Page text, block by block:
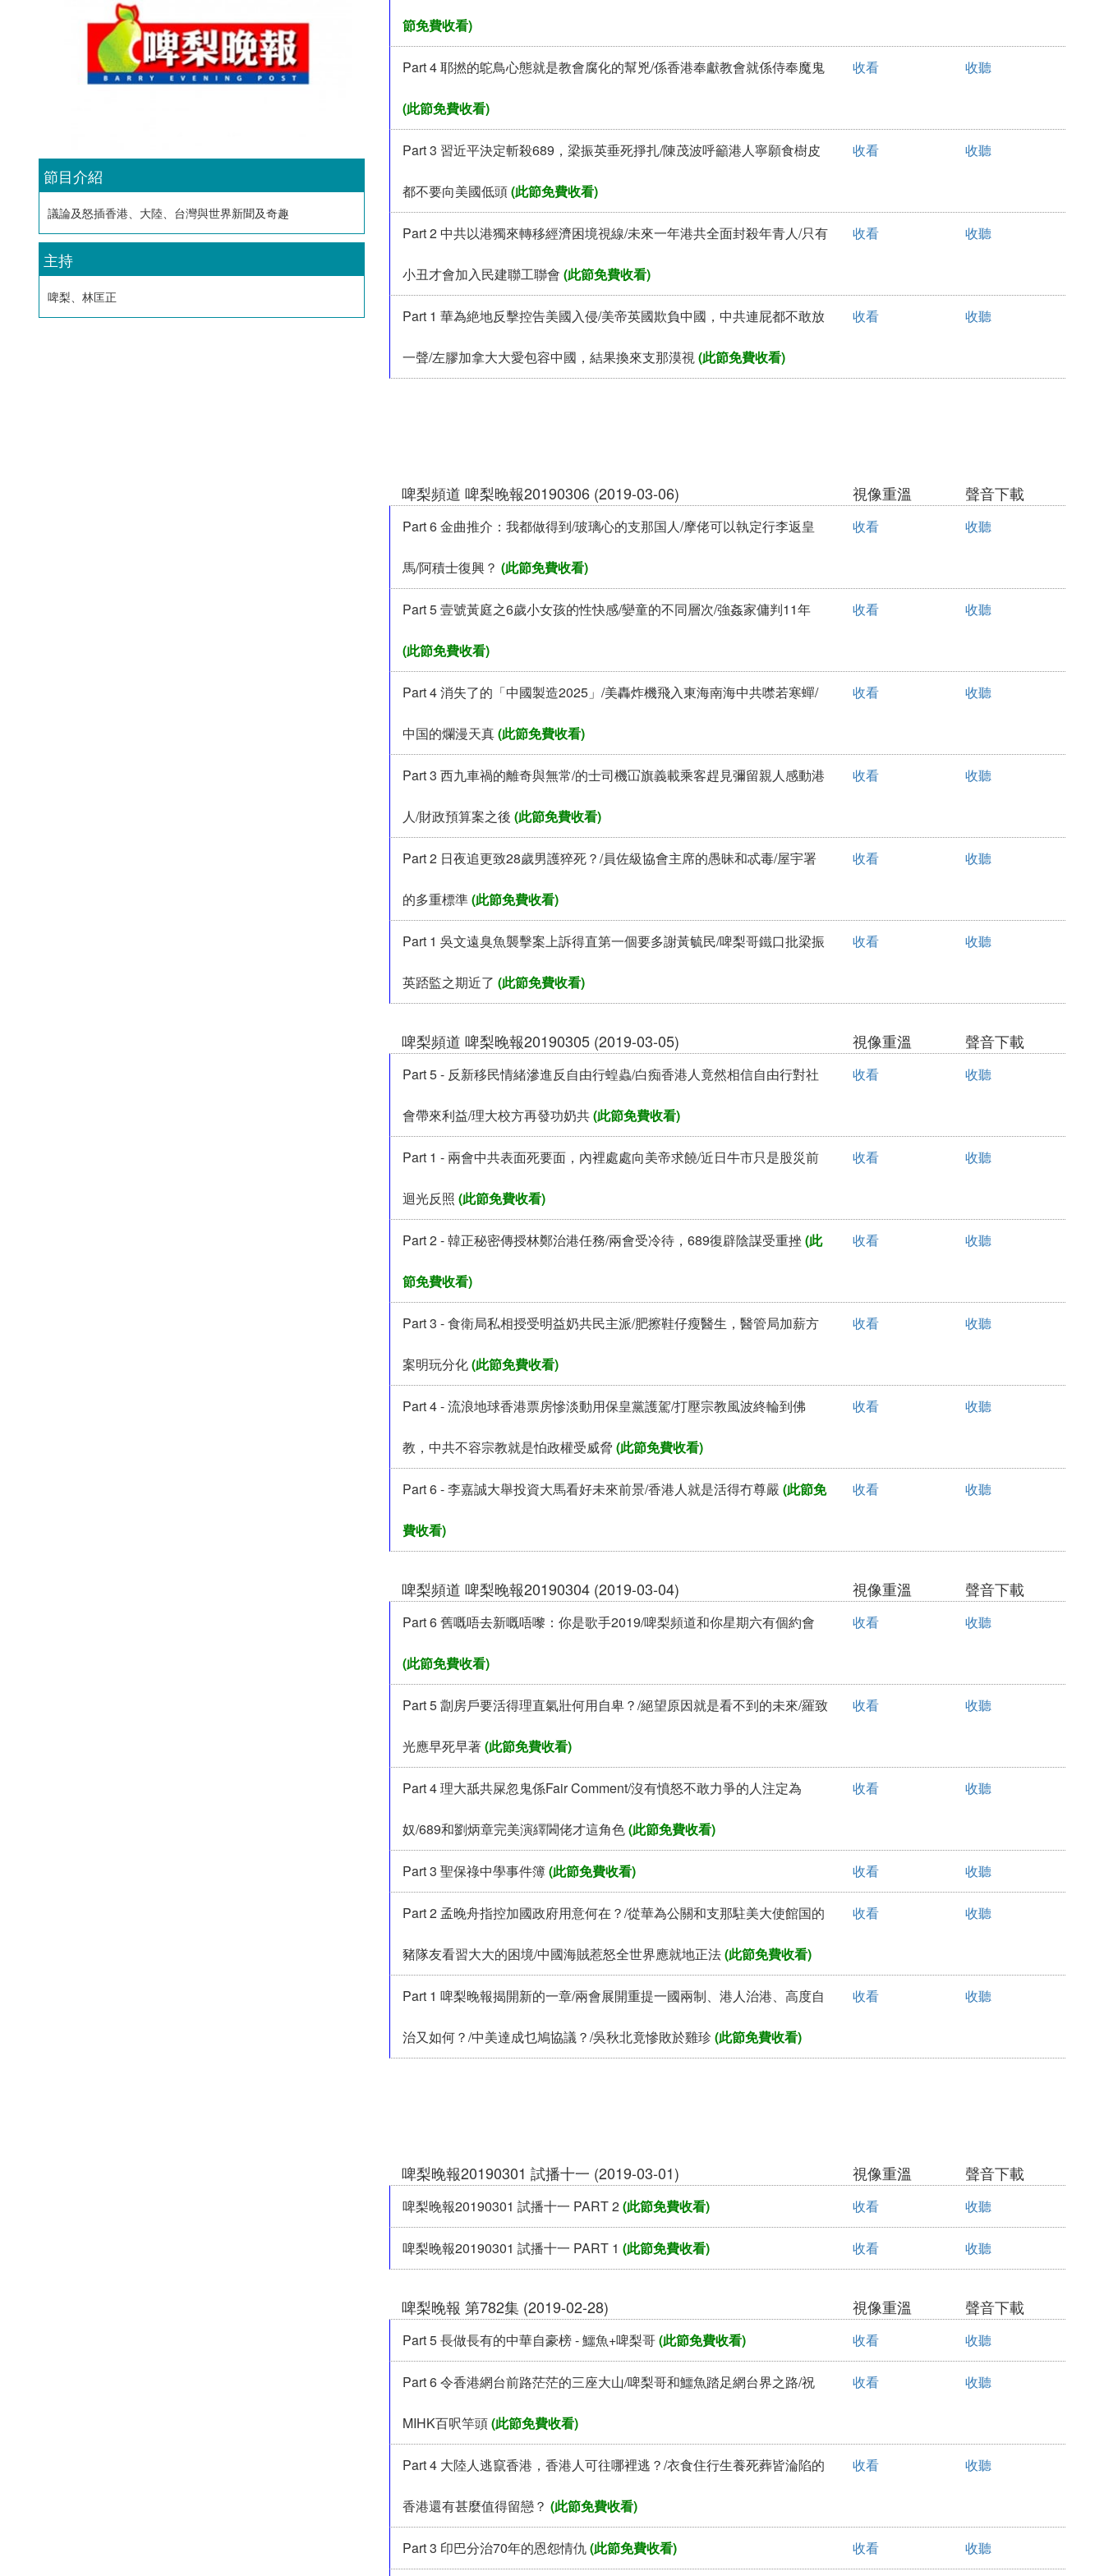
節目介紹
議論及怒插香港、大陸、台灣與世界新聞及奇趣
主持
啤梨、林匡正
節免費收看)
Part 4 耶撚的鴕鳥心態就是教會腐化的幫兇/係香港奉獻教會就係侍奉魔鬼
(此節免費收看)
收看 收聽
Part 3 習近平決定斬殺689，梁振英垂死掙扎/陳茂波呼籲港人寧願食樹皮
都不要向美國低頭(此節免費收看)
收看 收聽
Part 2 中共以港獨來轉移經濟困境視線/未來一年港共全面封殺年青人/只有
小丑才會加入民建聯工聯會 (此節免費收看)
收看 收聽
Part 1 華為絶地反擊控告美國入侵/美帝英國欺負中國，中共連屁都不敢放
一聲/左膠加拿大大愛包容中國，結果換來支那漠視(此節免費收看)
收看 收聽
啤梨頻道 啤梨晚報20190306 (2019-03-06) 視像重溫 聲音下載
Part 6 金曲推介：我都做得到/玻璃心的支那国人/摩佬可以執定行李返皇
馬/阿積士復興？ (此節免費收看)
收看 收聽
Part 5 壹號黃庭之6歲小女孩的性快感/孌童的不同層次/強姦家傭判11年
(此節免費收看)
收看 收聽
Part 4 消失了的「中國製造2025」/美轟炸機飛入東海南海中共噤若寒蟬/
中国的爛漫天真(此節免費收看)
收看 收聽
Part 3 西九車禍的離奇與無常/的士司機冚旗義載乘客趕見彌留親人感動港
人/財政預算案之後 (此節免費收看)
收看 收聽
Part 2 日夜追更致28歲男護猝死？/員佐級協會主席的愚昧和忒毒/屋宇署
的多重標準(此節免費收看)
收看 收聽
Part 1 吳文遠臭魚襲擊案上訴得直第一個要多謝黃毓民/啤梨哥鐵口批梁振
英踎監之期近了 (此節免費收看)
收看 收聽
啤梨頻道 啤梨晚報20190305 (2019-03-05) 視像重溫 聲音下載
Part 5 - 反新移民情緒滲進反自由行蝗蟲/白痴香港人竟然相信自由行對社
會帶來利益/理大校方再發功奶共(此節免費收看)
收看 收聽
Part 1 - 兩會中共表面死要面，內裡處處向美帝求饒/近日牛市只是股災前
迴光反照 (此節免費收看)
收看 收聽
Part 2 - 韓正秘密傳授林鄭治港任務/兩會受冷待，689復辟陰謀受重挫(此
節免費收看)
收看 收聽
Part 3 - 食衛局私相授受明益奶共民主派/肥擦鞋仔瘦醫生，醫管局加薪方
案明玩分化(此節免費收看)
收看 收聽
Part 4 - 流浪地球香港票房慘淡動用保皇黨護駕/打壓宗教風波終輪到佛
教，中共不容宗教就是怕政權受威脅 (此節免費收看)
收看 收聽
Part 6 - 李嘉誠大舉投資大馬看好未來前景/香港人就是活得冇尊嚴 (此節免
費收看)
收看 收聽
啤梨頻道 啤梨晚報20190304 (2019-03-04) 視像重溫 聲音下載
Part 6 舊嘅唔去新嘅唔嚟：你是歌手2019/啤梨頻道和你星期六有個約會
(此節免費收看)
收看 收聽
Part 5 劏房戶要活得理直氣壯何用自卑？/絕望原因就是看不到的未來/羅致
光應早死早著(此節免費收看)
收看 收聽
Part 4 理大舐共屎忽鬼係Fair Comment/沒有憤怒不敢力爭的人注定為
奴/689和劉炳章完美演繹閪佬才這角色(此節免費收看)
收看 收聽
Part 3 聖保祿中學事件簿(此節免費收看) 收看 收聽
Part 2 孟晚舟指控加國政府用意何在？/從華為公關和支那駐美大使館国的
豬隊友看習大大的困境/中國海賊惹怒全世界應就地正法(此節免費收看)
收看 收聽
Part 1 啤梨晚報揭開新的一章/兩會展開重提一國兩制、港人治港、高度自
治又如何？/中美達成乜鳩協議？/吳秋北竟慘敗於雞珍 (此節免費收看)
收看 收聽
啤梨晚報20190301 試播十一 (2019-03-01) 視像重溫 聲音下載
啤梨晚報20190301 試播十一 PART 2(此節免費收看) 收看 收聽
啤梨晚報20190301 試播十一 PART 1 (此節免費收看) 收看 收聽
啤梨晚報 第782集 (2019-02-28) 視像重溫 聲音下載
Part 5 長做長有的中華自豪榜 - 鱷魚+啤梨哥(此節免費收看) 收看 收聽
Part 6 令香港網台前路茫茫的三座大山/啤梨哥和鱷魚踏足網台界之路/祝
MIHK百呎竿頭(此節免費收看)
收看 收聽
Part 4 大陸人逃竄香港，香港人可往哪裡逃？/衣食住行生養死葬皆淪陷的
香港還有甚麼值得留戀？ (此節免費收看)
收看 收聽
Part 3 印巴分治70年的恩怨情仇(此節免費收看) 收看 收聽